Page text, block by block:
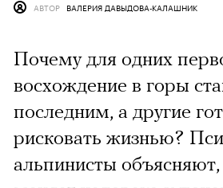
АВТОР ВАЛЕРИЯ ДАВЫДОВА-КАЛАШНИК
Почему для одних
восхождение в горы
последним, а другие
рисковать жизнью?
альпинисты объясняют,